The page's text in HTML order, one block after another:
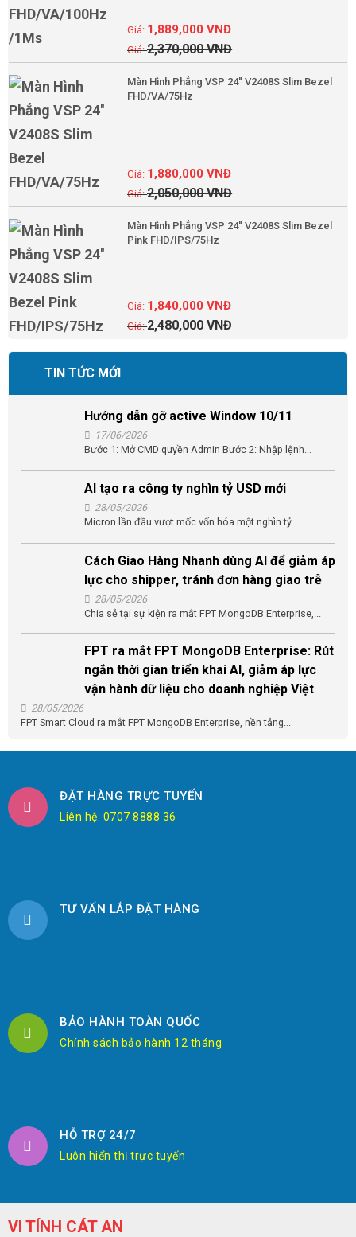
2,370,000VNĐ
1,889,000VNĐ
Màn Hình Phẳng VSP 24'' V2408S Slim Bezel
FHD/VA/75Hz
2,050,000VNĐ
1,880,000VNĐ
Màn Hình Phẳng VSP 24'' V2408S Slim Bezel
Pink FHD/IPS/75Hz
2,480,000VNĐ
1,840,000VNĐ
TIN TỨC MỚI
Hướng dẫn gỡ active Window 10/11
17/06/2026
Bước 1: Mở CMD quyền Admin Bước 2: Nhập lệnh...
AI tạo ra công ty nghìn tỷ USD mới
28/05/2026
Micron lần đầu vượt mốc vốn hóa một nghìn tỷ...
Cách Giao Hàng Nhanh dùng AI để giảm áp
lực cho shipper, tránh đơn hàng giao trễ
28/05/2026
Chia sẻ tại sự kiện ra mắt FPT MongoDB Enterprise,...
FPT ra mắt FPT MongoDB Enterprise: Rút
ngắn thời gian triển khai AI, giảm áp lực
vận hành dữ liệu cho doanh nghiệp Việt
28/05/2026
FPT Smart Cloud ra mắt FPT MongoDB Enterprise, nền tảng...
ĐẶT HÀNG TRỰC TUYẾN
Liên hệ: 0707 8888 36
TƯ VẤN LẮP ĐẶT HÀNG
BẢO HÀNH TOÀN QUỐC
Chính sách bảo hành 12 tháng
HỖ TRỢ 24/7
Luôn hiển thị trực tuyến
VI TÍNH CÁT AN